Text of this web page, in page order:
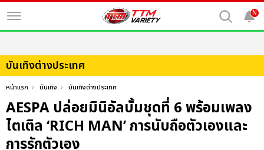
N
บันเทิงต่างประเทศ
หน้าแรก บันเทิง บันเทิงต่างประเทศ
AESPA ปล่อยมินิอัลบั้มชุดที่ 6 พร้อมเพลง
ไตเติล ‘RICH MAN’ การนับถือตัวเองและ
การรักตัวเอง